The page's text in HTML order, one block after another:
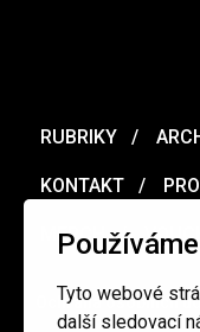
Tyto webové
další sledovací
RUBRIKY
KONTAKT
MERCH
Ochrana osobních